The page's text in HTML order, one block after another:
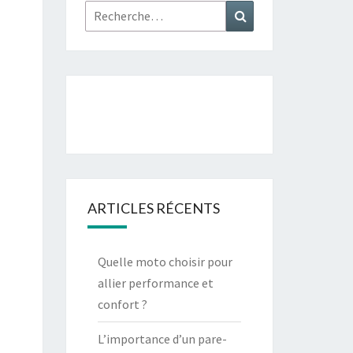
Rechercher :
ARTICLES RÉCENTS
Quelle moto choisir pour
allier performance et
confort ?
L’importance d’un pare-